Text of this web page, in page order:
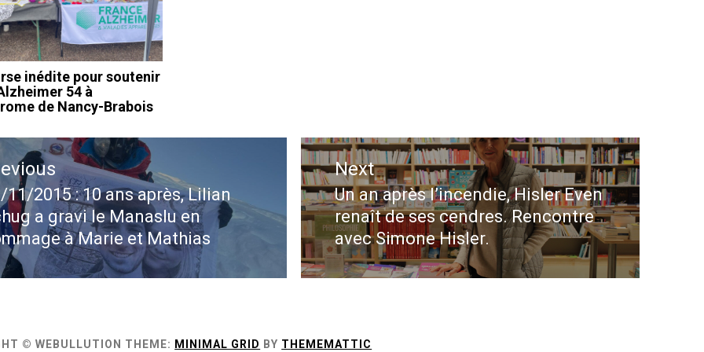
inédite pour soutenir
54 à
de Nancy-Brabois
11/2015 : 10 ans après, Lilian
a gravi le Manaslu en
à Marie et Mathias
Next
Next
post:
Un an après l’incendie, Hisler Even
renaît de ses cendres. Rencontre
avec Simone Hisler.
© WEBULLUTION THEME: MINIMAL GRID BY THEMEMATTIC